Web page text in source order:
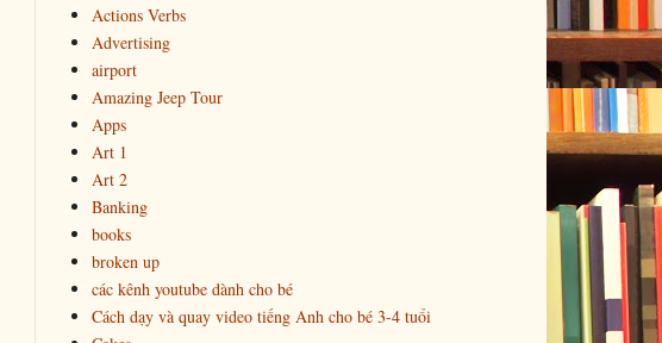
Actions Verbs
Advertising
airport
Amazing Jeep Tour
Apps
Art 1
Art 2
Banking
books
broken up
các kênh youtube dành cho bé
Cách dạy và quay video tiếng Anh cho bé 3-4 tuổi